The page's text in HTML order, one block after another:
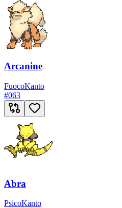
Arcanine
FuocoKanto
#063
Abra
PsicoKanto